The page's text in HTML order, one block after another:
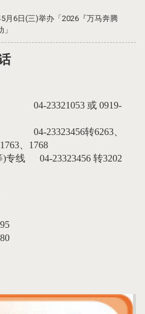
月6日(三)举办「2026『万马奔腾
23321053 或 0919-
23323456转6263、
、1768
)专线 04-23323456 转3202